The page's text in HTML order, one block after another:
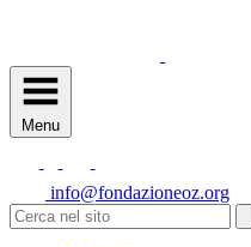
Menu
info@fondazioneoz.org